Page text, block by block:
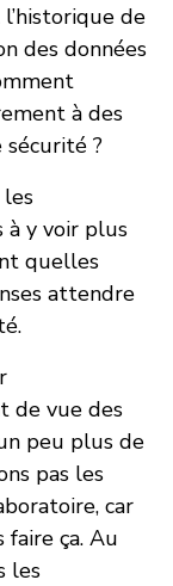
de
des données
à des
?
les
à y voir plus
quelles
attendre
de vue des
peu plus de
pas les
car
ça. Au
les